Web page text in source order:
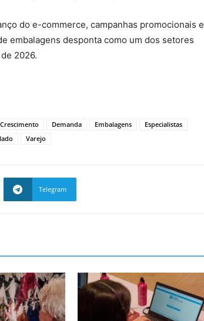
do e-commerce, campanhas promocionais e
embalagens desponta como um dos setores
2026.
Crescimento Demanda Embalagens
Especialistas
Varejo
Telegram